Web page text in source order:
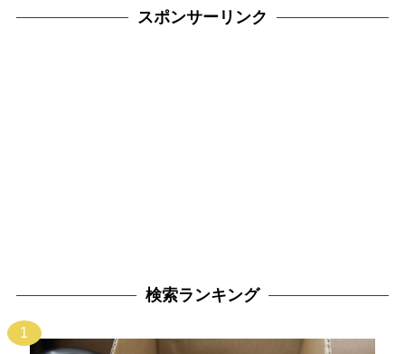
スポンサーリンク
検索ランキング
1